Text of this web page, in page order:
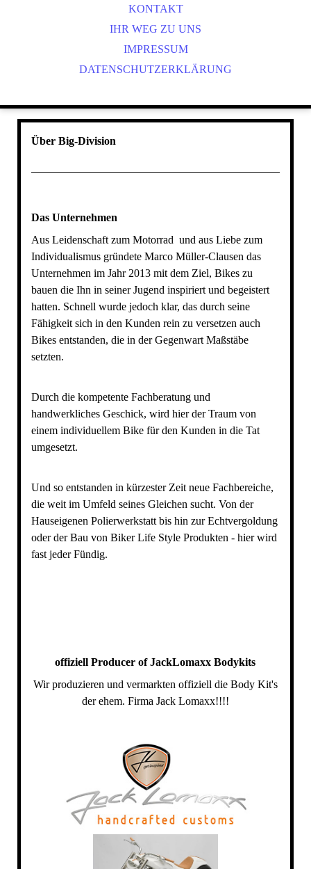
KONTAKT
IHR WEG ZU UNS
IMPRESSUM
DATENSCHUTZERKLÄRUNG
Über Big-Division
Das Unternehmen
Aus Leidenschaft zum Motorrad und aus Liebe zum
Individualismus gründete Marco Müller-Clausen das
Unternehmen im Jahr 2013 mit dem Ziel, Bikes zu
bauen die Ihn in seiner Jugend inspiriert und begeistert
hatten. Schnell wurde jedoch klar, das durch seine
Fähigkeit sich in den Kunden rein zu versetzen auch
Bikes entstanden, die in der Gegenwart Maßstäbe
setzten.
Durch die kompetente Fachberatung und
handwerkliches Geschick, wird hier der Traum von
einem individuellem Bike für den Kunden in die Tat
umgesetzt.
Und so entstanden in kürzester Zeit neue Fachbereiche,
die weit im Umfeld seines Gleichen sucht. Von der
Hauseigenen Polierwerkstatt bis hin zur Echtvergoldung
oder der Bau von Biker Life Style Produkten - hier wird
fast jeder Fündig.
offiziell Producer of JackLomaxx Bodykits
Wir produzieren und vermarkten offiziell die Body Kit's
der ehem. Firma Jack Lomaxx!!!!